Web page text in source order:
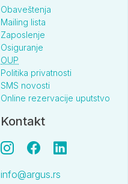
Obaveštenja
Mailing lista
Zaposlenje
Osiguranje
OUP
Politika privatnosti
SMS novosti
Online rezervacije uputstvo
Kontakt
info@argus.rs